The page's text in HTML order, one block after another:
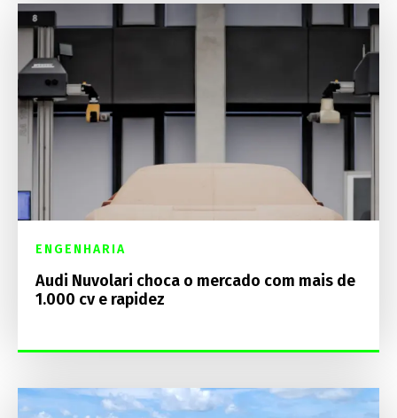
ENGENHARIA
Audi Nuvolari choca o mercado com mais de
1.000 cv e rapidez